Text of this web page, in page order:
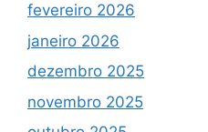
fevereiro 2026
janeiro 2026
dezembro 2025
novembro 2025